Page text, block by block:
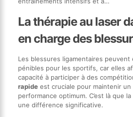
La thérapie au laser
en charge des
Les blessures ligamentaires
pénibles pour les sportifs, car elles
capacité à participer à des
rapideest cruciale pour maintenir un
performance optimum. C’est là que
une différence significative.